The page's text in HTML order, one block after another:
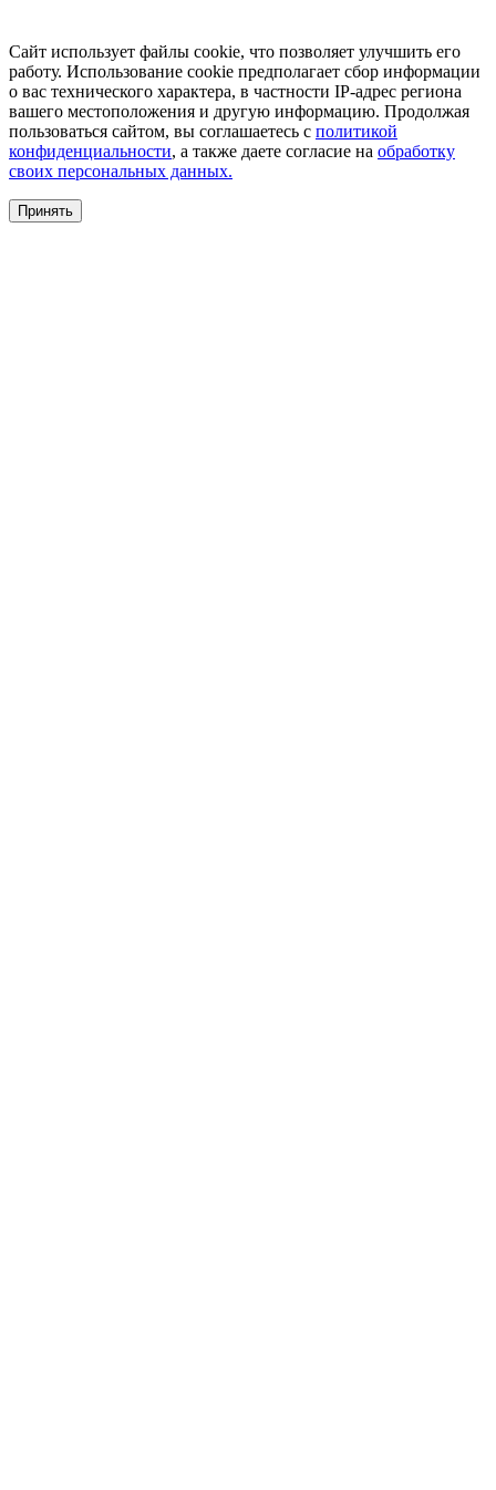
Сайт использует файлы cookie, что позволяет улучшить его
работу. Использование cookie предполагает сбор информации
о вас технического характера, в частности IP-адрес региона
вашего местоположения и другую информацию. Продолжая
пользоваться сайтом, вы соглашаетесь с политикой
конфиденциальности, а также даете согласие на обработку
своих персональных данных.
Принять